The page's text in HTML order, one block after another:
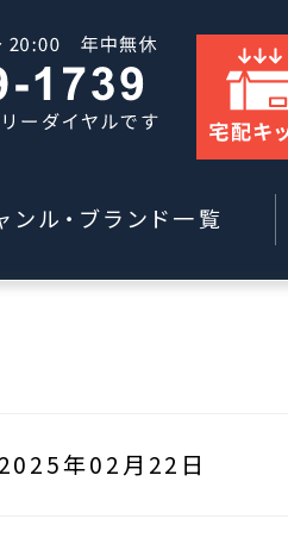
ンル・ブランド一覧
2025年02月22日